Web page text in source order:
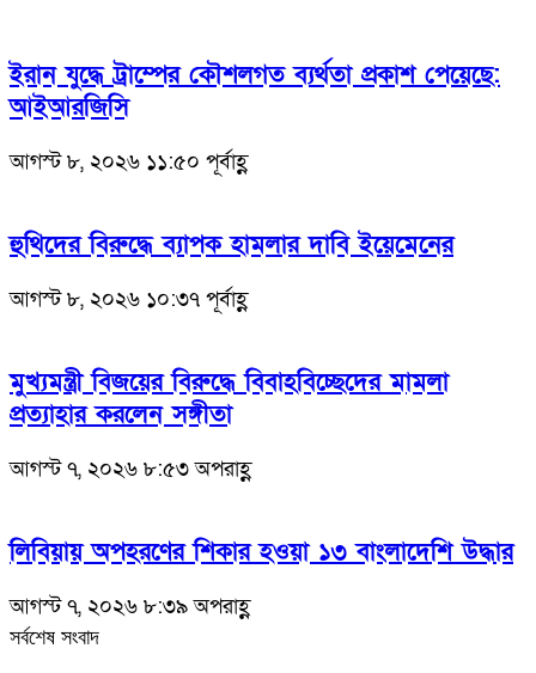
ইরান যুদ্ধে ট্রাম্পের কৌশলগত ব্যর্থতা প্রকাশ পেয়েছে:
আইআরজিসি
আগস্ট ৮, ২০২৬ ১১:৫০ পূর্বাহ্ণ
হুথিদের বিরুদ্ধে ব্যাপক হামলার দাবি ইয়েমেনের
আগস্ট ৮, ২০২৬ ১০:৩৭ পূর্বাহ্ণ
মুখ্যমন্ত্রী বিজয়ের বিরুদ্ধে বিবাহবিচ্ছেদের মামলা
প্রত্যাহার করলেন সঙ্গীতা
আগস্ট ৭, ২০২৬ ৮:৫৩ অপরাহ্ণ
লিবিয়ায় অপহরণের শিকার হওয়া ১৩ বাংলাদেশি উদ্ধার
আগস্ট ৭, ২০২৬ ৮:৩৯ অপরাহ্ণ
সর্বশেষ সংবাদ